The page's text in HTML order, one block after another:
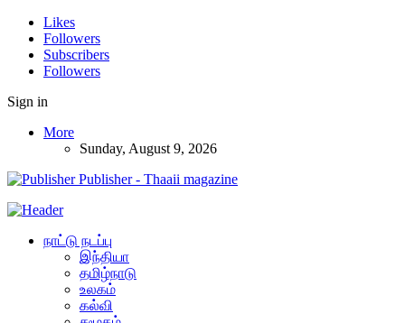
Likes
Followers
Subscribers
Followers
Sign in
More
Sunday, August 9, 2026
Publisher - Thaaii magazine
நாட்டு நடப்பு
இந்தியா
தமிழ்நாடு
உலகம்
கல்வி